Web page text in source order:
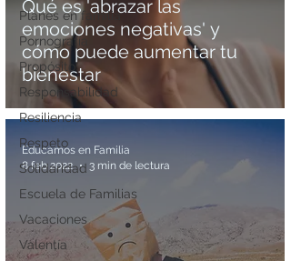
Planes en familia
Pornografía
Propósito
Responsabilidad
Resiliencia
Respeto
Solidaridad
Escuela de Familias
Vacaciones
Valentía
Qué es 'abrazar las
emociones negativas' y
cómo puede aumentar tu
bienestar
Educamos en Familia
8 feb 2022
3 min de lectura